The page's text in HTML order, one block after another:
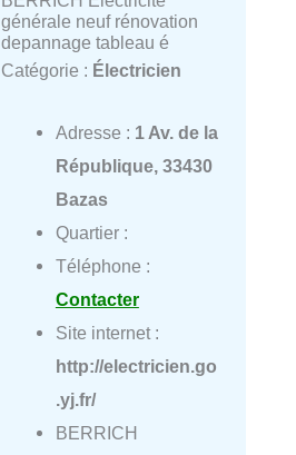
générale neuf rénovation
depannage tableau é
Catégorie : Électricien
Adresse : 1 Av. de la
République, 33430
Bazas
Quartier :
Téléphone :
Contacter
Site internet :
http://electricien.go
.yj.fr/
BERRICH